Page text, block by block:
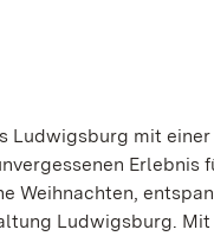
Ludwigsburg mit
Erlebnis
Weihnachten,
Ludwigsburg.